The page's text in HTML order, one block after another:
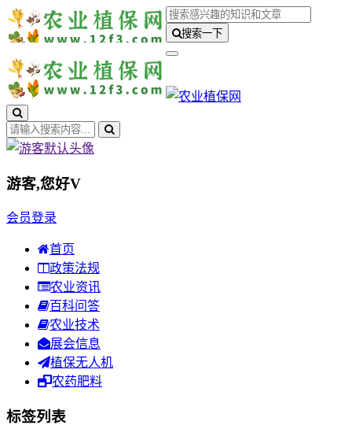
搜索一下
游客,您好V
会员登录
首页
政策法规
农业资讯
百科问答
农业技术
展会信息
植保无人机
农药肥料
标签列表